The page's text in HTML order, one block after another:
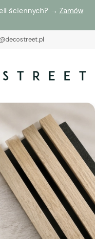
ściennych? → Zamów
aktualnej oferty lub
produkty do listy